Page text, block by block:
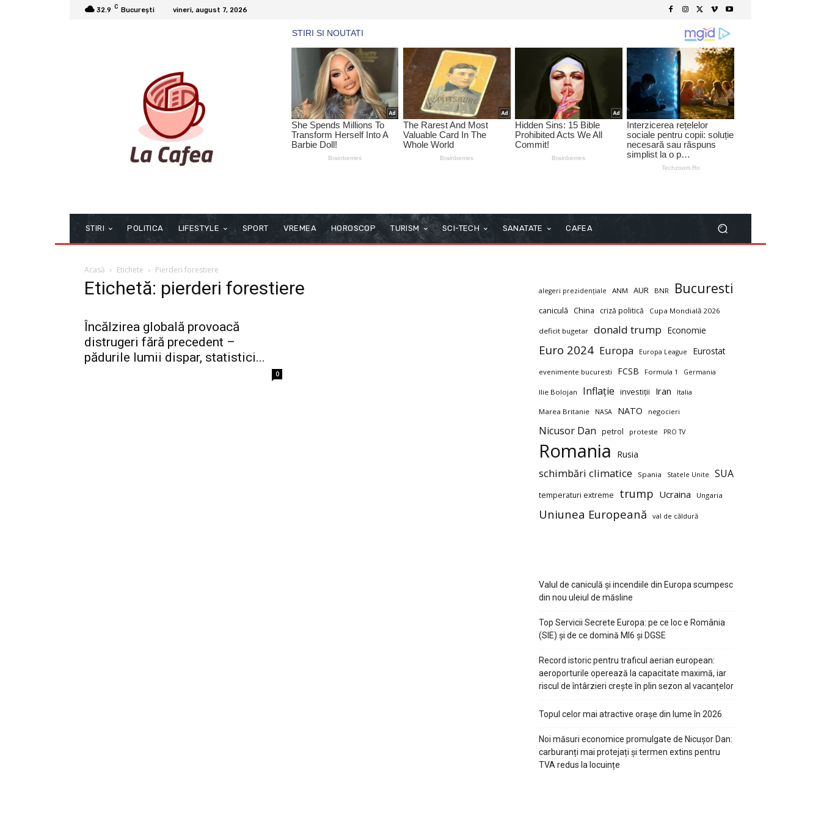
32.9 C București vineri, august 7, 2026
STIRI POLITICA LIFESTYLE SPORT VREMEA HOROSCOP TURISM SCI-TECH SANATATE CAFEA
Acasă Etichete Pierderi forestiere
Etichetă: pierderi forestiere
Încălzirea globală provoacă
distrugeri fără precedent –
pădurile lumii dispar, statistici...
0
alegeri prezidențiale ANM AUR BNR Bucuresti
caniculă China criză politică Cupa Mondială 2026
deficit bugetar donald trump Economie
Euro 2024 Europa Europa League Eurostat
evenimente bucuresti FCSB Formula 1 Germania
Ilie Bolojan Inflație investiții Iran Italia
Marea Britanie NASA NATO negocieri
Nicusor Dan petrol proteste PRO TV
Romania Rusia
schimbări climatice Spania Statele Unite SUA
temperaturi extreme trump Ucraina Ungaria
Uniunea Europeană val de căldură
Valul de caniculă și incendiile din Europa scumpesc
din nou uleiul de măsline
Top Servicii Secrete Europa: pe ce loc e România
(SIE) și de ce domină MI6 și DGSE
Record istoric pentru traficul aerian european:
aeroporturile operează la capacitate maximă, iar
riscul de întârzieri crește în plin sezon al vacanțelor
Topul celor mai atractive orașe din lume în 2026
Noi măsuri economice promulgate de Nicușor Dan:
carburanți mai protejați și termen extins pentru
TVA redus la locuințe